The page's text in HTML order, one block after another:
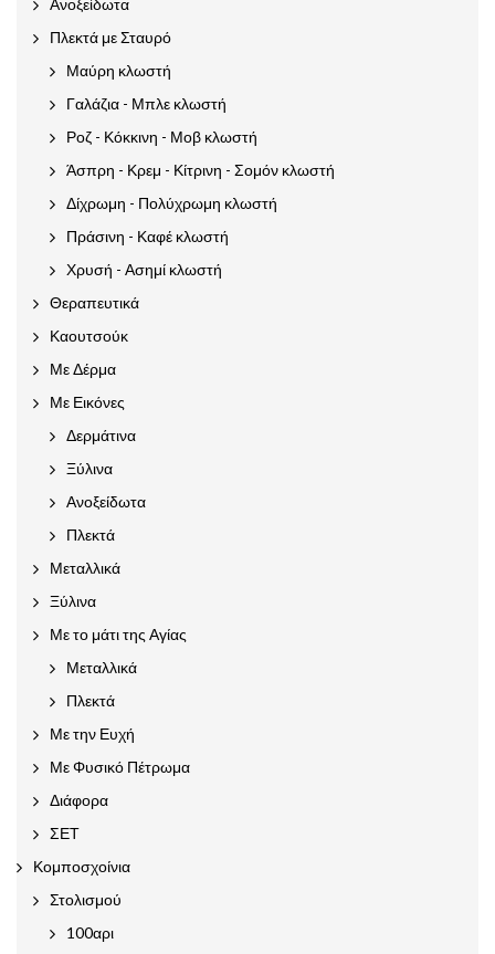
Ανοξείδωτα
Πλεκτά με Σταυρό
Μαύρη κλωστή
Γαλάζια - Μπλε κλωστή
Ροζ - Κόκκινη - Μοβ κλωστή
Άσπρη - Κρεμ - Κίτρινη - Σομόν κλωστή
Δίχρωμη - Πολύχρωμη κλωστή
Πράσινη - Καφέ κλωστή
Χρυσή - Ασημί κλωστή
Θεραπευτικά
Καουτσούκ
Με Δέρμα
Με Εικόνες
Δερμάτινα
Ξύλινα
Ανοξείδωτα
Πλεκτά
Μεταλλικά
Ξύλινα
Με το μάτι της Αγίας
Μεταλλικά
Πλεκτά
Με την Ευχή
Με Φυσικό Πέτρωμα
Διάφορα
ΣΕΤ
Κομποσχοίνια
Στολισμού
100αρι